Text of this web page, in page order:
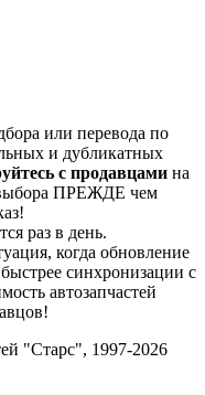
или перевода по
и дубликатных
с продавцами на
выбора ПРЕЖДЕ чем
раз в день.
когда обновление
синхронизации с
автозапчастей
"Старс", 1997-2026